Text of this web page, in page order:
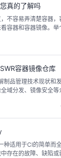
真的了解吗
不容易弄清楚容器
容器和容器镜像。
干只读层(read-
们能看到多个只读层
容器镜像仓库
制品管理技术现状和
域分发、镜像安全等
适用于CI的简单而
存在的故障、缺陷